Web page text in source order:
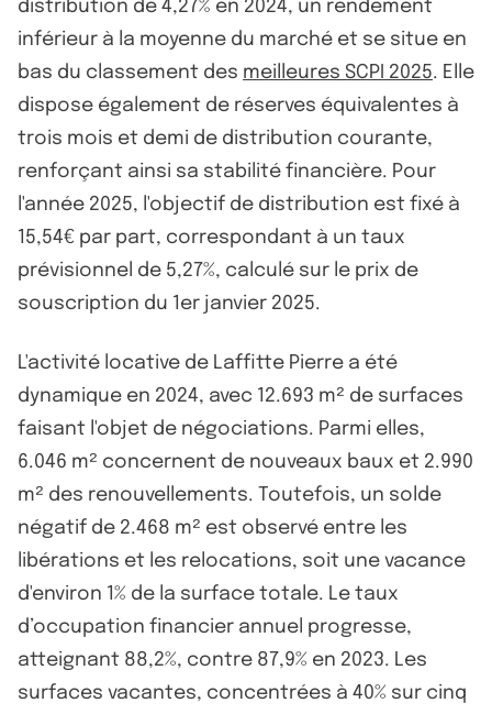
distribution de 4,27% en 2024, un rendement
inférieur à la moyenne du marché et se situe en
bas du classement des meilleures SCPI 2025. Elle
dispose également de réserves équivalentes à
trois mois et demi de distribution courante,
renforçant ainsi sa stabilité financière. Pour
l'année 2025, l'objectif de distribution est fixé à
15,54€ par part, correspondant à un taux
prévisionnel de 5,27%, calculé sur le prix de
souscription du 1er janvier 2025.
L'activité locative de Laffitte Pierre a été
dynamique en 2024, avec 12.693 m² de surfaces
faisant l'objet de négociations. Parmi elles,
6.046 m² concernent de nouveaux baux et 2.990
m² des renouvellements. Toutefois, un solde
négatif de 2.468 m² est observé entre les
libérations et les relocations, soit une vacance
d'environ 1% de la surface totale. Le taux
d’occupation financier annuel progresse,
atteignant 88,2%, contre 87,9% en 2023. Les
surfaces vacantes, concentrées à 40% sur cinq